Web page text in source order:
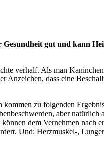
gut und kann
verhalf. Als man
Anzeichen, dass eine
zu folgenden
aber natürlich
dem Vernehmen nach
Und: Herzmuskel-,